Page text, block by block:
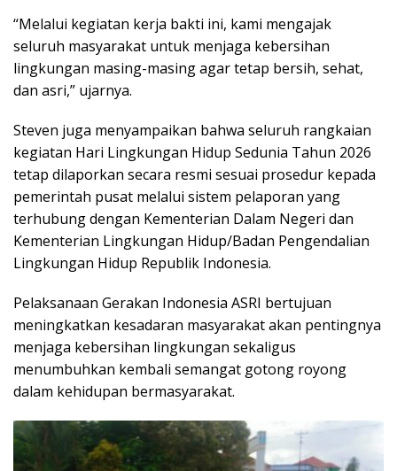
“Melalui kegiatan kerja bakti ini, kami mengajak
seluruh masyarakat untuk menjaga kebersihan
lingkungan masing-masing agar tetap bersih, sehat,
dan asri,” ujarnya.
Steven juga menyampaikan bahwa seluruh rangkaian
kegiatan Hari Lingkungan Hidup Sedunia Tahun 2026
tetap dilaporkan secara resmi sesuai prosedur kepada
pemerintah pusat melalui sistem pelaporan yang
terhubung dengan Kementerian Dalam Negeri dan
Kementerian Lingkungan Hidup/Badan Pengendalian
Lingkungan Hidup Republik Indonesia.
Pelaksanaan Gerakan Indonesia ASRI bertujuan
meningkatkan kesadaran masyarakat akan pentingnya
menjaga kebersihan lingkungan sekaligus
menumbuhkan kembali semangat gotong royong
dalam kehidupan bermasyarakat.